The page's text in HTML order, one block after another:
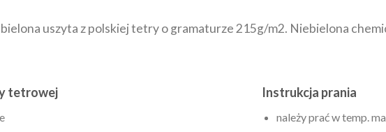
uszyta z polskiej tetry o gramaturze 215g/m2. Niebielona
tetrowej Instrukcja prania
należy prać w temp.